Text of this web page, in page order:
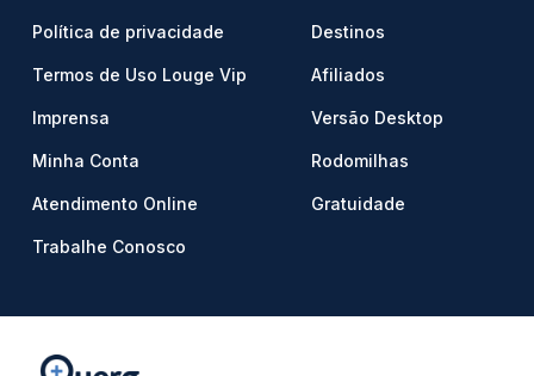
Política de privacidade
Termos de Uso Louge Vip
Imprensa
Minha Conta
Atendimento Online
Trabalhe Conosco
Destinos
Afiliados
Versão Desktop
Rodomilhas
Gratuidade